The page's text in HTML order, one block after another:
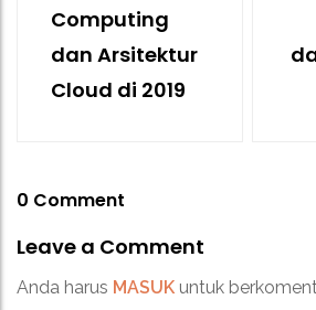
Computing
dan Arsitektur
Cloud di 2019
0 Comment
Leave a Comment
Anda harus MASUK untuk